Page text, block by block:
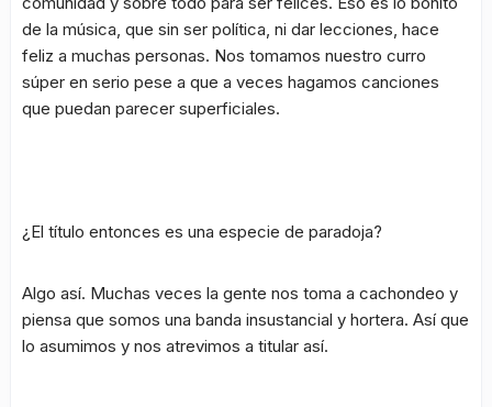
de la música, que sin ser política, ni dar lecciones, hace
feliz a muchas personas. Nos tomamos nuestro curro
súper en serio pese a que a veces hagamos canciones
que puedan parecer superficiales.
¿El título entonces es una especie de paradoja?
Algo así. Muchas veces la gente nos toma a cachondeo y
piensa que somos una banda insustancial y hortera. Así que
lo asumimos y nos atrevimos a titular así.